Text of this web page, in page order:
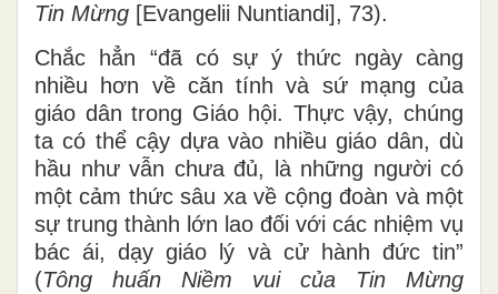
Tin Mừng [Evangelii Nuntiandi], 73).
Chắc hẳn “đã có sự ý thức ngày càng
nhiều hơn về căn tính và sứ mạng của
giáo dân trong Giáo hội. Thực vậy, chúng
ta có thể cậy dựa vào nhiều giáo dân, dù
hầu như vẫn chưa đủ, là những người có
một cảm thức sâu xa về cộng đoàn và một
sự trung thành lớn lao đối với các nhiệm vụ
bác ái, dạy giáo lý và cử hành đức tin”
(Tông huấn Niềm vui của Tin Mừng